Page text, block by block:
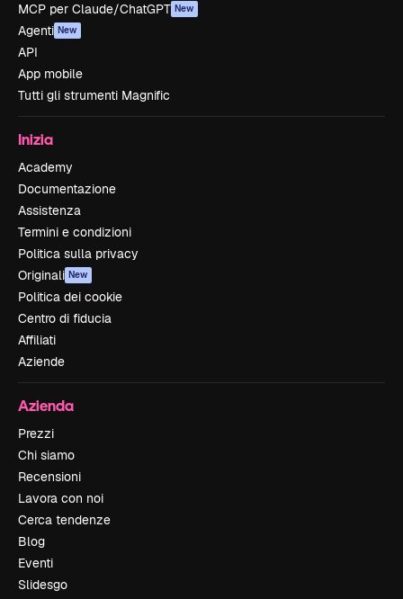
MCP per Claude/ChatGPT New
Agenti New
API
App mobile
Tutti gli strumenti Magnific
Inizia
Academy
Documentazione
Assistenza
Termini e condizioni
Politica sulla privacy
Originali New
Politica dei cookie
Centro di fiducia
Affiliati
Aziende
Azienda
Prezzi
Chi siamo
Recensioni
Lavora con noi
Cerca tendenze
Blog
Eventi
Slidesgo